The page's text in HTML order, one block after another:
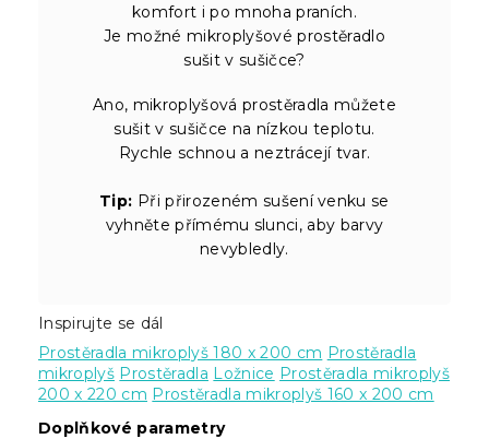
komfort i po mnoha praních.
Je možné mikroplyšové prostěradlo
sušit v sušičce?
Ano, mikroplyšová prostěradla můžete
sušit v sušičce na nízkou teplotu.
Rychle schnou a neztrácejí tvar.
Tip: Při přirozeném sušení venku se
vyhněte přímému slunci, aby barvy
nevybledly.
Inspirujte se dál
Prostěradla mikroplyš 180 x 200 cm Prostěradla
mikroplyš Prostěradla Ložnice Prostěradla mikroplyš
200 x 220 cm Prostěradla mikroplyš 160 x 200 cm
Doplňkové parametry